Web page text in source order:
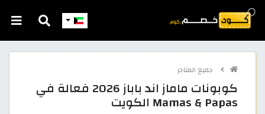
جميع المتاجر
كوبونات ماماز اند باباز 2026 فعالة في
Mamas & Papas الكويت